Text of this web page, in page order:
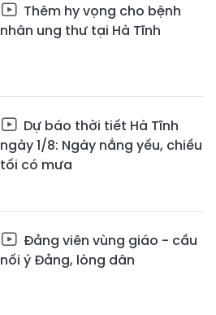
Thêm hy vọng cho bệnh
nhân ung thư tại Hà Tĩnh
Dự báo thời tiết Hà Tĩnh
ngày 1/8: Ngày nắng yếu, chiều
tối có mưa
Đảng viên vùng giáo - cầu
nối ý Đảng, lòng dân